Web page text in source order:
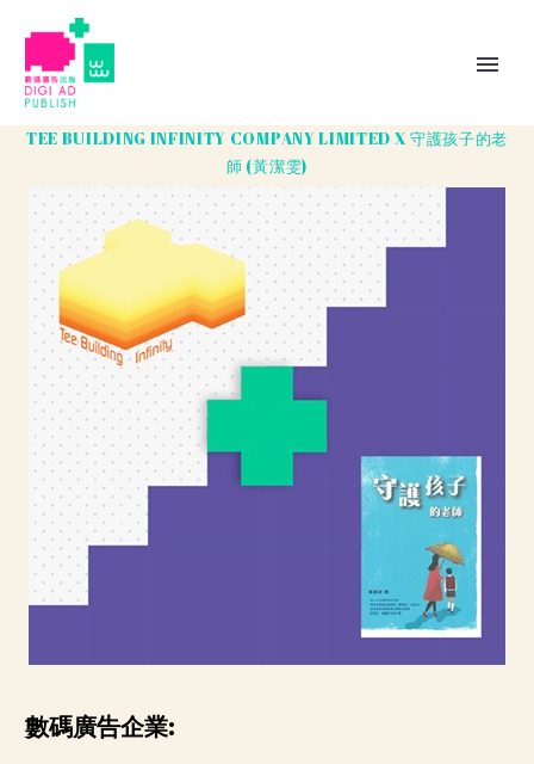
TEE BUILDING INFINITY COMPANY LIMITED X 守護孩子的老
師 (黃潔雯)
數碼廣告企業: